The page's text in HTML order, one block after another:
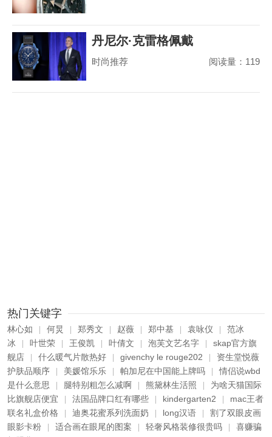
丹尼尔·克雷格佩戴
MoonSwatch 出席美国国
时尚推荐 阅读量：119
热门关键字
林心如 何炅 郑秀文 赵薇 郑中基 袁咏仪
范冰
冰
叶世荣 王俊凯 叶倩文 泡芙文艺名字
skap官方旗
舰店
什么暖气片散热好 givenchy le rouge202
资生堂悦薇
护肤品顺序
美媛馆乐乐 帕加尼在中国能上牌吗
情侣说wbd
是什么意思
腿特别粗怎么减啊 熊黛林生活照
为啥天猫国际
比旗舰店便宜
法国品牌口红有哪些 kindergarten2
mac王者
联名礼盒价格
迪奥花蜜系列洗面奶 long汉语
割了双眼皮画
眼影卡粉
适合画在眼尾的图案 轻奢风格装修很贵吗
喜赚骗